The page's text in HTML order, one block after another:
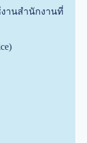
งานสำนักงานที่